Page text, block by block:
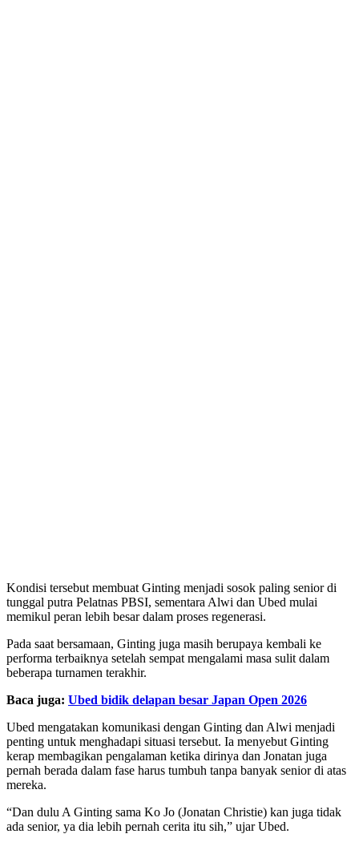
Kondisi tersebut membuat Ginting menjadi sosok paling senior di
tunggal putra Pelatnas PBSI, sementara Alwi dan Ubed mulai
memikul peran lebih besar dalam proses regenerasi.
Pada saat bersamaan, Ginting juga masih berupaya kembali ke
performa terbaiknya setelah sempat mengalami masa sulit dalam
beberapa turnamen terakhir.
Baca juga: Ubed bidik delapan besar Japan Open 2026
Ubed mengatakan komunikasi dengan Ginting dan Alwi menjadi
penting untuk menghadapi situasi tersebut. Ia menyebut Ginting
kerap membagikan pengalaman ketika dirinya dan Jonatan juga
pernah berada dalam fase harus tumbuh tanpa banyak senior di atas
mereka.
“Dan dulu A Ginting sama Ko Jo (Jonatan Christie) kan juga tidak
ada senior, ya dia lebih pernah cerita itu sih,” ujar Ubed.